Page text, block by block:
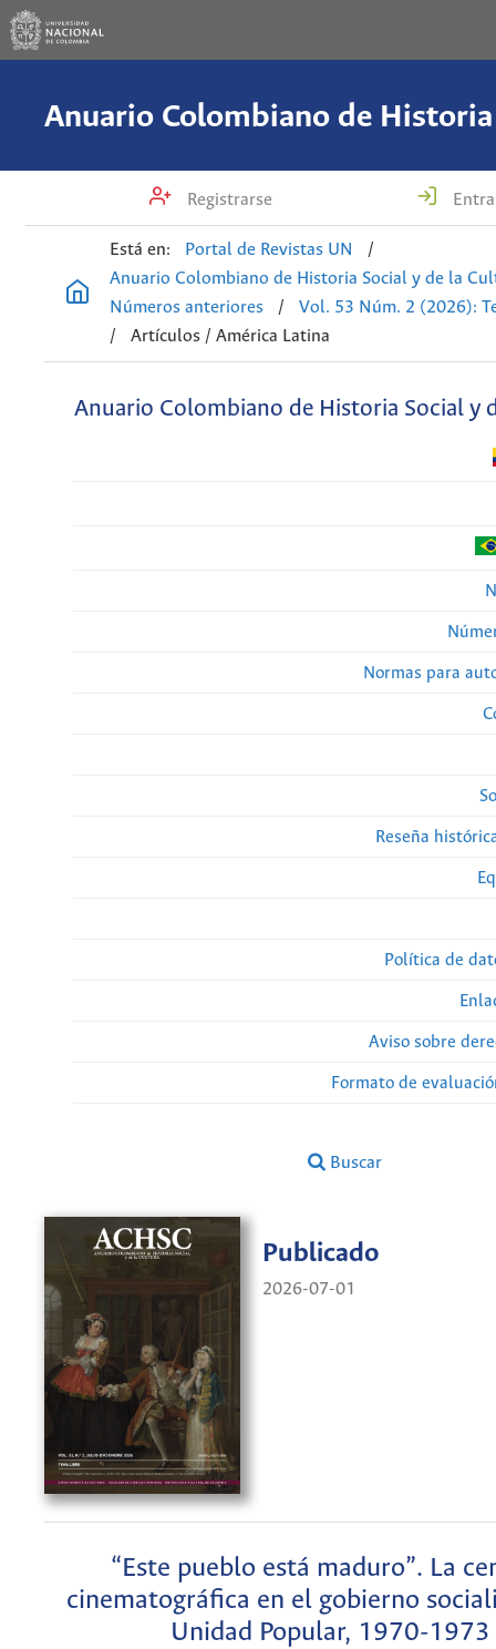
Registrarse
Está en: Portal de Revistas UN
/
Anuario Colombiano de Historia Social y de la
Números anteriores
/
Vol. 53 Núm. 2 (2026):
/
Artículos / América Latina
Anuario Colombiano de Historia Social y
Normas para
Reseña
Política de
Aviso sobre
Formato de
Buscar
Publicado
2026-07-01
“Este pueblo está maduro”. La
cinematográfica en el gobierno
Unidad Popular, 1970-1973